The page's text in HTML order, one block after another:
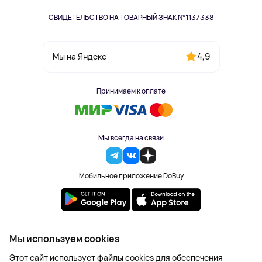
СВИДЕТЕЛЬСТВО НА ТОВАРНЫЙ ЗНАК №1137338
Мы на Яндекс 4,9
Принимаем к оплате
Мы всегда на связи
Мобильное приложение DoBuy
2023-2026 © DoBuy. Все права защищены
Правила обработки персональных данных
Пользовательское соглашение
Мы используем cookies
Этот сайт использует файлы cookies для обеспечения